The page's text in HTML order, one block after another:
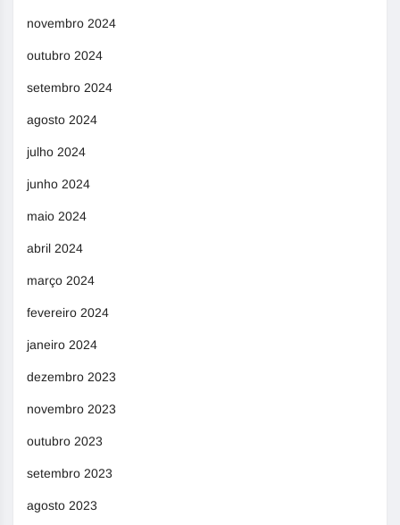
novembro 2024
outubro 2024
setembro 2024
agosto 2024
julho 2024
junho 2024
maio 2024
abril 2024
março 2024
fevereiro 2024
janeiro 2024
dezembro 2023
novembro 2023
outubro 2023
setembro 2023
agosto 2023